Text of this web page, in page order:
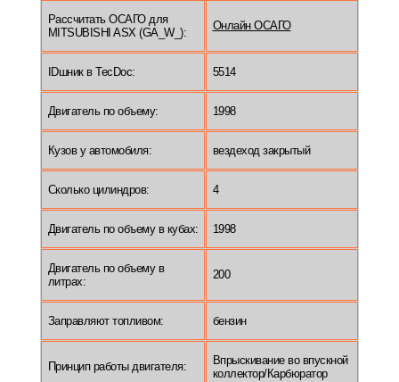
Рассчитать ОСАГО для
MITSUBISHI ASX (GA_W_):
Онлайн ОСАГО
IDшник в TecDoc: 5514
Двигатель по объему: 1998
Кузов у автомобиля: вездеход закрытый
Сколько цилиндров: 4
Двигатель по объему в кубах: 1998
Двигатель по объему в
литрах:
200
Заправляют топливом: бензин
Принцип работы двигателя:
Впрыскивание во впускной
коллектор/Карбюратор